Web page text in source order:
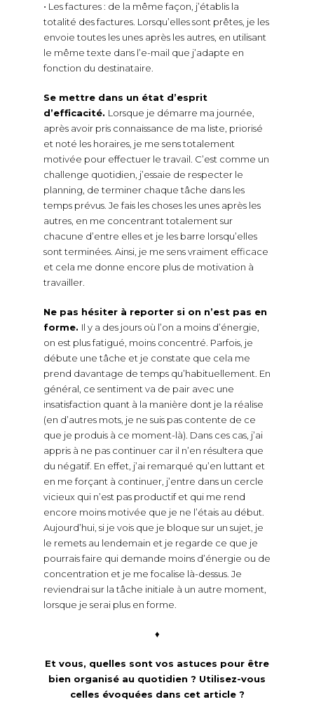
⋅ Les factures : de la même façon, j’établis la
totalité des factures. Lorsqu’elles sont prêtes, je les
envoie toutes les unes après les autres, en utilisant
le même texte dans l’e-mail que j’adapte en
fonction du destinataire.
Se mettre dans un état d’esprit
d’efficacité. Lorsque je démarre ma journée,
après avoir pris connaissance de ma liste, priorisé
et noté les horaires, je me sens totalement
motivée pour effectuer le travail. C’est comme un
challenge quotidien, j’essaie de respecter le
planning, de terminer chaque tâche dans les
temps prévus. Je fais les choses les unes après les
autres, en me concentrant totalement sur
chacune d’entre elles et je les barre lorsqu’elles
sont terminées. Ainsi, je me sens vraiment efficace
et cela me donne encore plus de motivation à
travailler.
Ne pas hésiter à reporter si on n’est pas en
forme. Il y a des jours où l’on a moins d’énergie,
on est plus fatigué, moins concentré. Parfois, je
débute une tâche et je constate que cela me
prend davantage de temps qu’habituellement. En
général, ce sentiment va de pair avec une
insatisfaction quant à la manière dont je la réalise
(en d’autres mots, je ne suis pas contente de ce
que je produis à ce moment-là). Dans ces cas, j’ai
appris à ne pas continuer car il n’en résultera que
du négatif. En effet, j’ai remarqué qu’en luttant et
en me forçant à continuer, j’entre dans un cercle
vicieux qui n’est pas productif et qui me rend
encore moins motivée que je ne l’étais au début.
Aujourd’hui, si je vois que je bloque sur un sujet, je
le remets au lendemain et je regarde ce que je
pourrais faire qui demande moins d’énergie ou de
concentration et je me focalise là-dessus. Je
reviendrai sur la tâche initiale à un autre moment,
lorsque je serai plus en forme.
♦
Et vous, quelles sont vos astuces pour être
bien organisé au quotidien ? Utilisez-vous
celles évoquées dans cet article ?